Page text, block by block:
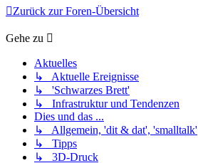
Zurück zur Foren-Übersicht
Gehe zu
Aktuelles
↳ Aktuelle Ereignisse
↳ 'Schwarzes Brett'
↳ Infrastruktur und Tendenzen
Dies und das ...
↳ Allgemein, 'dit & dat', 'smalltalk'
↳ Tipps
↳ 3D-Druck